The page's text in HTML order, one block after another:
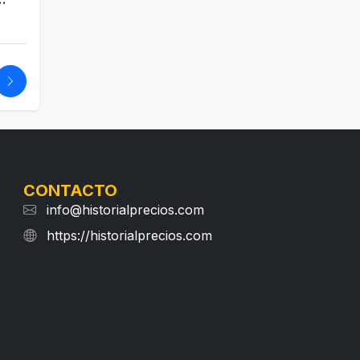
CONTACTO
info@historialprecios.com
https://historialprecios.com